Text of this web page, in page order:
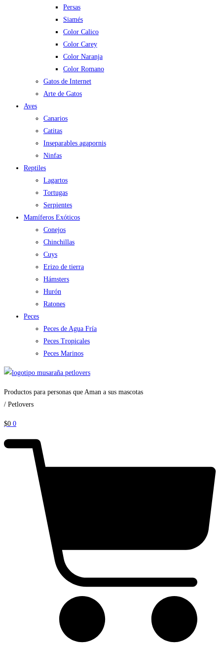
Persas
Siamés
Color Calico
Color Carey
Color Naranja
Color Romano
Gatos de Internet
Arte de Gatos
Aves
Canarios
Catitas
Inseparables agapornis
Ninfas
Reptiles
Lagartos
Tortugas
Serpientes
Mamíferos Exóticos
Conejos
Chinchillas
Cuys
Erizo de tierra
Hámsters
Hurón
Ratones
Peces
Peces de Agua Fría
Peces Tropicales
Peces Marinos
Productos para personas que Aman a sus mascotas
/ Petlovers
$0 0